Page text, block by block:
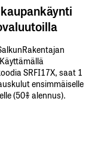
​SRFI17X,​ ​saat​ ​1
​ensimmäiselle​
​(50%​ ​alennus).